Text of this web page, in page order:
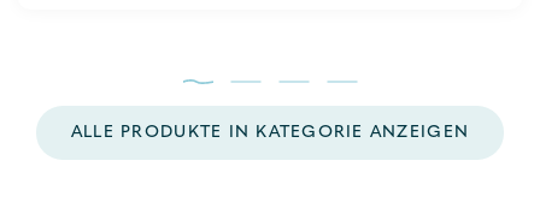
ALLE PRODUKTE IN KATEGORIE ANZEIGEN